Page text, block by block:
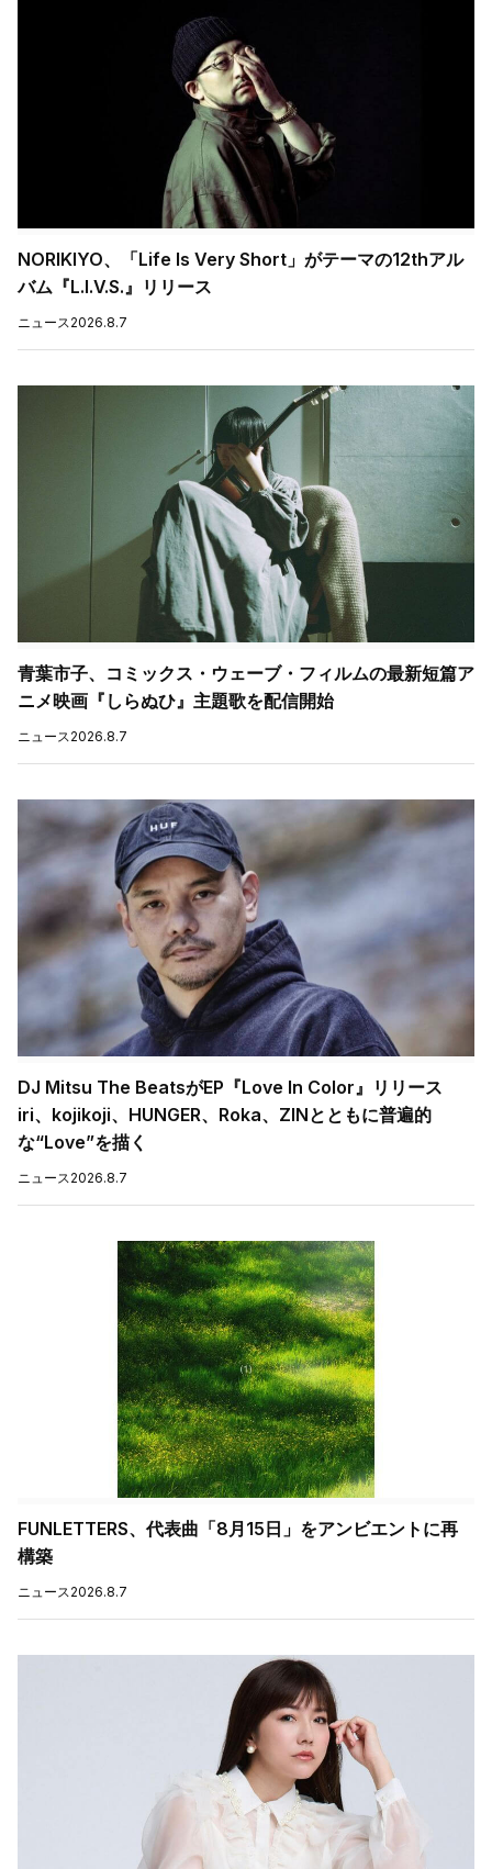
NORIKIYO、「Life Is Very Short」がテーマの12thアル
バム『L.I.V.S.』リリース
ニュース 2026.8.7
青葉市子、コミックス・ウェーブ・フィルムの最新短篇ア
ニメ映画『しらぬひ』主題歌を配信開始
ニュース 2026.8.7
DJ Mitsu The BeatsがEP『Love In Color』リリース
iri、kojikoji、HUNGER、Roka、ZINとともに普遍的
な“Love”を描く
ニュース 2026.8.7
FUNLETTERS、代表曲「8月15日」をアンビエントに再
構築
ニュース 2026.8.7